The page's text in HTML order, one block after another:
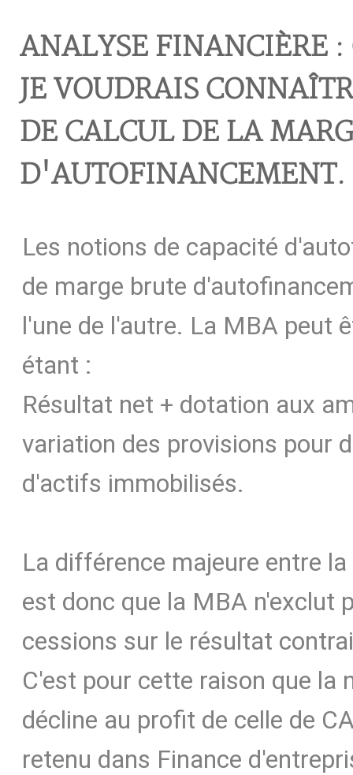
ANALYSE FINANCIÈRE :
JE VOUDRAIS
DE CALCUL DE LA
D'AUTOFINANCEMENT.
Les notions de capacité
de marge brute
l'une de l'autre. La MBA peut
étant :
Résultat net + dotation aux
variation des provisions pour
d'actifs immobilisés.
La différence majeure entre
est donc que la MBA n'exclut
cessions sur le résultat
C'est pour cette raison que la
décline au profit de celle de
retenu dans Finance